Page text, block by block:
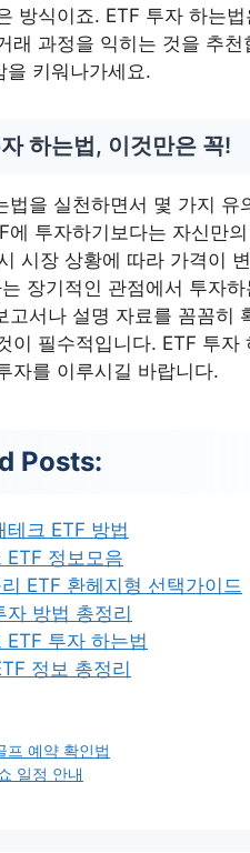
방식이죠. ETF 투자 하는
래 과정을 익히는 것을 추
을 키워나가세요.
하는법, 이것만은 꼭!
법을 실천하면서 몇 가지
에 투자하기보다는 자신만
시장 상황에 따라 가격이
장기적인 관점에서 투자
고서나 설명 자료를 꼼꼼히
이 필수적입니다. ETF 투
자를 이루시길 바랍니다.
Posts:
테크 ETF 방법
ETF 정보모음
ETF 환헤지형 선택가이드
자 방법 총정리
ETF 투자 하는법
정보 총정리
프 예약 확인법
일정 안내